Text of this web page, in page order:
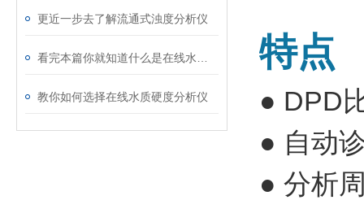
更近一步去了解流通式浊度分析仪
教你如何选择在线水质硬度分析仪
特点
● DPD
● 自动
● 分析